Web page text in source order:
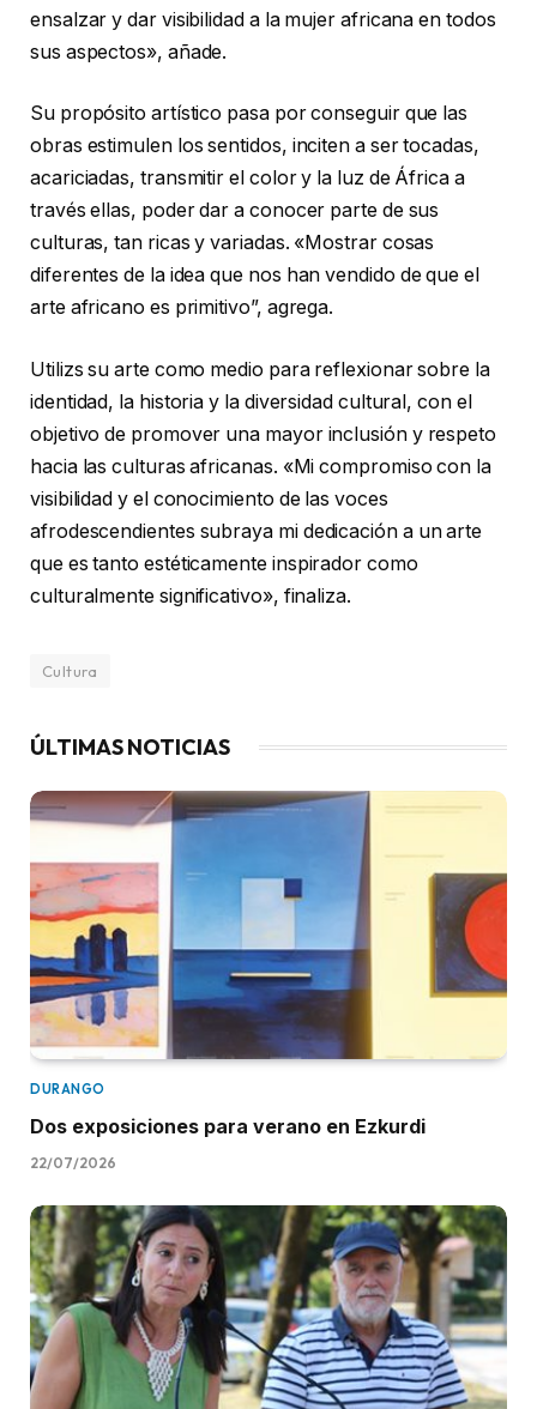
ensalzar y dar visibilidad a la mujer africana en todos
sus aspectos», añade.
Su propósito artístico pasa por conseguir que las
obras estimulen los sentidos, inciten a ser tocadas,
acariciadas, transmitir el color y la luz de África a
través ellas, poder dar a conocer parte de sus
culturas, tan ricas y variadas. «Mostrar cosas
diferentes de la idea que nos han vendido de que el
arte africano es primitivo”, agrega.
Utilizs su arte como medio para reflexionar sobre la
identidad, la historia y la diversidad cultural, con el
objetivo de promover una mayor inclusión y respeto
hacia las culturas africanas. «Mi compromiso con la
visibilidad y el conocimiento de las voces
afrodescendientes subraya mi dedicación a un arte
que es tanto estéticamente inspirador como
culturalmente significativo», finaliza.
Cultura
ÚLTIMAS NOTICIAS
DURANGO
Dos exposiciones para verano en Ezkurdi
22/07/2026